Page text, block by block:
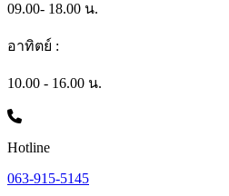
09.00- 18.00 น.
อาทิตย์ :
10.00 - 16.00 น.
Hotline
063-915-5145